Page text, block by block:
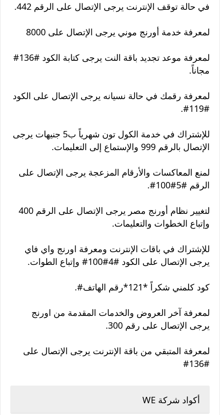
في حالة توقف الإنترنت يرجى الإتصال على الرقم 442.
لمعرفة خدمة أورنج موني يرجى الإتصال على 8000
لمعرفة موعد تجديد باقة النت يرجى كتابة الكود #136#
مجاناً.
لمعرفة رقمك في حالة نسيانه يرجى الإتصال على الكود
#119#.
للإشتراك في خدمة الكول تون شهرياً ب5 جنيهات يرجى
الإتصال بالرقم 999 والإستماع إلى التعليمات.
لمنع المعاكسات والأرقام المزعجة يرجى الإتصال على
الرقم #5#100#.
لتغيير نظام أورنج مصر يرجى الإتصال على الرقم 400
وإتباع الخطوات والتعليمات.
للإشتراك في باقات الإنترنت ومعرفة اورنج واي فاي
يرجى الإتصال على الكود #4#100# وإتباع الطوات.
كود كلمني شكراً *121*رقم الهاتف#.
لمعرفة آخر العروض والخدمات المقدمة من اورنج
يرجى الإتصال على رقم 300.
لمعرفة المتبقي من باقة الإنترنت يرجى الإتصال على
#136#
أكواد شركة WE